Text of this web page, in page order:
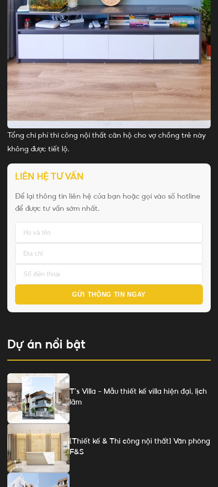
Tổng chi phí thi công nội thất căn hộ cho vợ chồng trẻ này
không được tiết lộ.
LIÊN HỆ TƯ VẤN
Để lại thông tin liên hệ của bạn hoặc gọi vào số hotline
để được tư vấn sớm nhất.
GỬI THÔNG TIN NGAY
Dự án nổi bật
T’s Villa – Mẫu thiết kế villa hiện đại, lịch
lãm
[Thiết kế & Thi công nội thất] Văn phòng
F&S